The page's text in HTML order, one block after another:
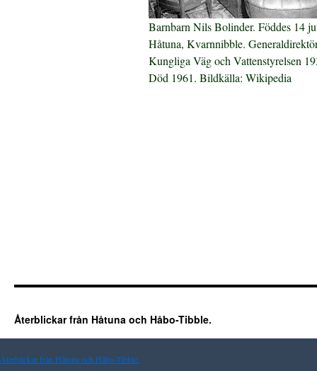
Barnbarn Nils Bolinder. Föddes 14
Håtuna, Kvarnnibble.
Kungliga Väg och Vattenstyrelsen
Död 1961. Bildkälla: Wikipedia
Återblickar från Håtuna och Håbo-Tibble.
Återblickar från Håtuna och Håbo-Tibble.